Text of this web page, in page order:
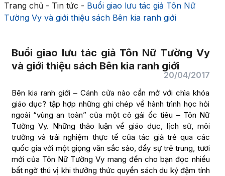
Trang chủ- Tin tức - Buổi giao lưu tác giả Tôn Nữ
Tường Vy và giới thiệu sách Bên kia ranh giới
Buổi giao lưu tác giả Tôn Nữ Tường Vy
và giới thiệu sách Bên kia ranh giới
20/04/2017
Bên kia ranh giới – Cánh cửa nào cần mở với chìa khóa
giáo dục? tập hợp những ghi chép về hành trình học hỏi
ngoài “vùng an toàn” của một cô gái ốc tiêu – Tôn Nữ
Tường Vy. Những thảo luận về giáo dục, lịch sử, môi
trường và trải nghiệm thực tế của tác giả trẻ qua các
quốc gia với một giọng văn sắc sảo, đầy sự trẻ trung, tươi
mới của Tôn Nữ Tường Vy mang đến cho bạn đọc nhiều
bất ngờ thú vị khi thưởng thức quyển sách du ký đậm tính